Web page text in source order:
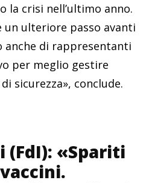
la crisi nell’ultimo anno.
un ulteriore passo avanti
anche di rappresentanti
per meglio gestire
sicurezza», conclude.
(FdI): «Spariti